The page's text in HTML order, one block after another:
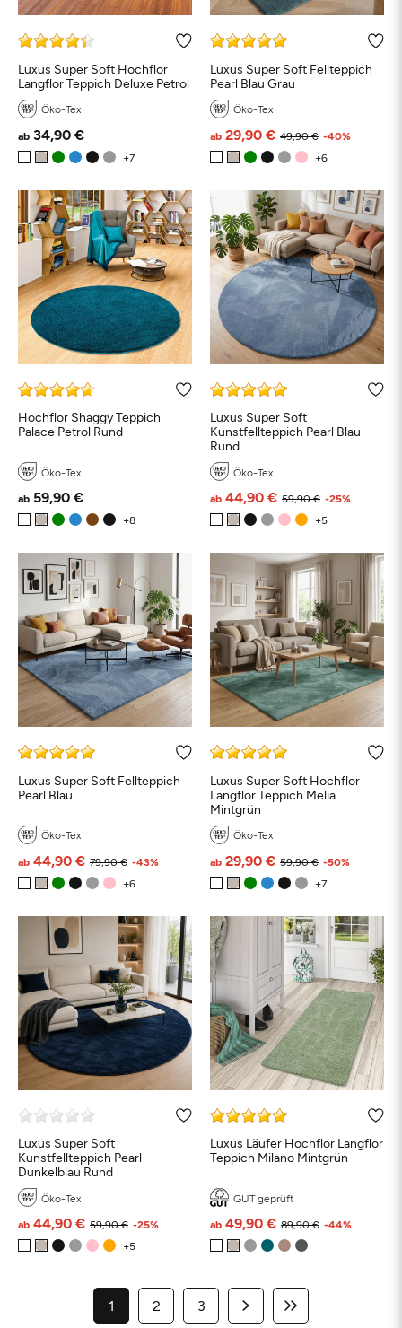
Luxus Super Soft Hochflor
Langflor Teppich Deluxe Petrol
Öko-Tex
ab 34,90 €
Luxus Super Soft Fellteppich
Pearl Blau Grau
Öko-Tex
49,90 €
ab 29,90 € -40%
Hochflor Shaggy Teppich
Palace Petrol Rund
Öko-Tex
ab 59,90 €
Luxus Super Soft
Kunstfellteppich Pearl Blau
Rund
Öko-Tex
59,90 €
ab 44,90 € -25%
Luxus Super Soft Fellteppich
Pearl Blau
Öko-Tex
79,90 €
ab 44,90 € -43%
Luxus Super Soft Hochflor
Langflor Teppich Melia
Mintgrün
Öko-Tex
59,90 €
ab 29,90 € -50%
Luxus Super Soft
Kunstfellteppich Pearl
Dunkelblau Rund
Öko-Tex
59,90 €
ab 44,90 € -25%
Luxus Läufer Hochflor Langflor
Teppich Milano Mintgrün
GUT geprüft
89,90 €
ab 49,90 € -44%
1 2 3